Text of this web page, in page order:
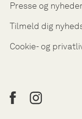
Presse og
Tilmeld dig
Cookie- og